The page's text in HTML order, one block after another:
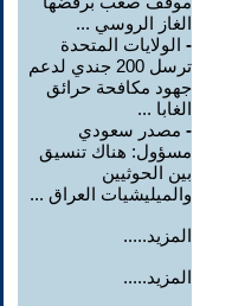
الغاز الروسي ...
- الولايات المتحدة
ترسل 200 جندي لدعم
جهود مكافحة حرائق
الغابا ...
- مصدر سعودي
مسؤول: هناك تنسيق
بين الحوثيين
والميليشيات العراق ...
المزيد.....
المزيد.....